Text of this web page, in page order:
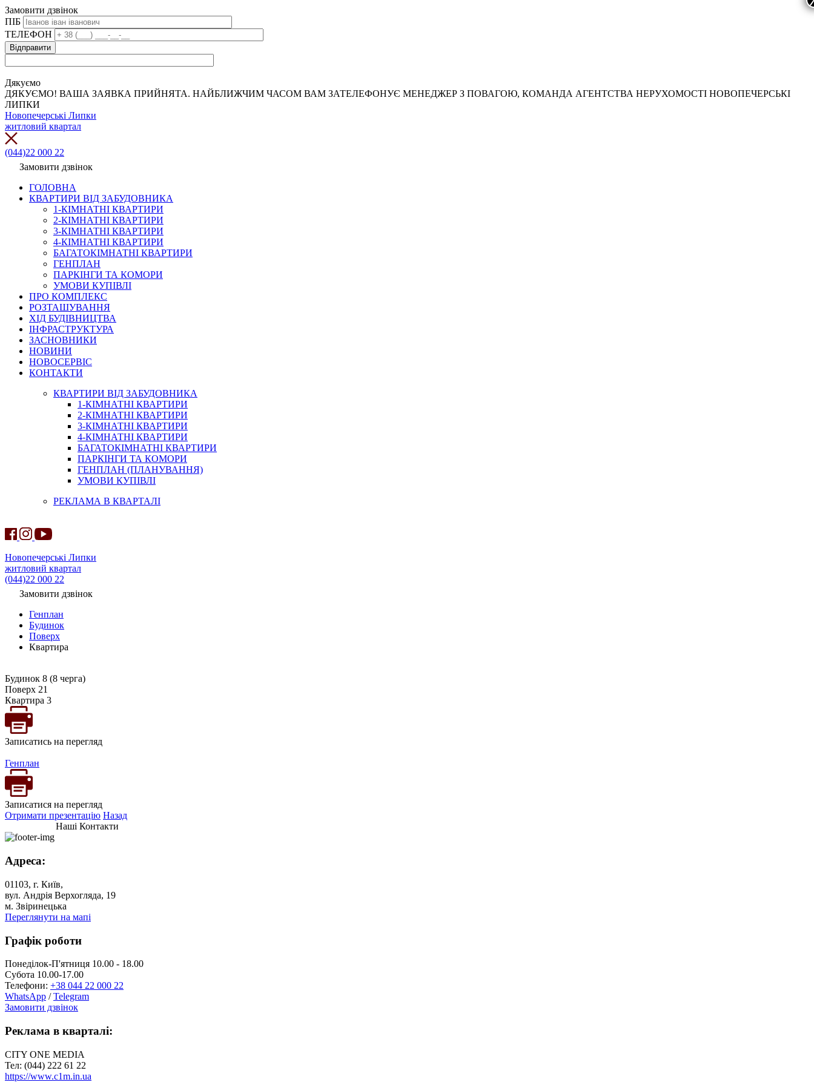
Замовити дзвінок
ПІБ
ТЕЛЕФОН
Дякуємо
ДЯКУЄМО! ВАША ЗАЯВКА ПРИЙНЯТА. НАЙБЛИЖЧИМ ЧАСОМ ВАМ ЗАТЕЛЕФОНУЄ МЕНЕДЖЕР З ПОВАГОЮ, КОМАНДА АГЕНТСТВА НЕРУХОМОСТІ НОВОПЕЧЕРСЬКІ
ЛИПКИ
Новопечерські Липки
житловий квартал
(044)22 000 22
Замовити дзвінок
ГОЛОВНА
КВАРТИРИ ВІД ЗАБУДОВНИКА
1-КІМНАТНІ КВАРТИРИ
2-КІМНАТНІ КВАРТИРИ
3-КІМНАТНІ КВАРТИРИ
4-КІМНАТНІ КВАРТИРИ
БАГАТОКІМНАТНІ КВАРТИРИ
ГЕНПЛАН
ПАРКІНГИ ТА КОМОРИ
УМОВИ КУПІВЛІ
ПРО КОМПЛЕКС
РОЗТАШУВАННЯ
ХІД БУДІВНИЦТВА
ІНФРАСТРУКТУРА
ЗАСНОВНИКИ
НОВИНИ
НОВОСЕРВІС
КОНТАКТИ
КВАРТИРИ ВІД ЗАБУДОВНИКА
1-КІМНАТНІ КВАРТИРИ
2-КІМНАТНІ КВАРТИРИ
3-КІМНАТНІ КВАРТИРИ
4-КІМНАТНІ КВАРТИРИ
БАГАТОКІМНАТНІ КВАРТИРИ
ПАРКІНГИ ТА КОМОРИ
ГЕНПЛАН (ПЛАНУВАННЯ)
УМОВИ КУПІВЛІ
РЕКЛАМА В КВАРТАЛІ
Новопечерські Липки
житловий квартал
(044)22 000 22
Замовити дзвінок
Генплан
Будинок
Поверх
Квартира
Будинок 8 (8 черга)
Поверх 21
Квартира 3
Записатись на перегляд
Генплан
Записатися на перегляд
Отримати презентацію Назад
Наші Контакти
Адреса:
01103, г. Київ,
вул. Андрія Верхогляда, 19
м. Звіринецька
Переглянути на мапі
Графік роботи
Понеділок-П'ятниця 10.00 - 18.00
Субота 10.00-17.00
Телефони: +38 044 22 000 22
WhatsApp /Telegram
Замовити дзвінок
Реклама в кварталі:
CITY ONE MEDIA
Тел: (044) 222 61 22
https://www.c1m.in.ua